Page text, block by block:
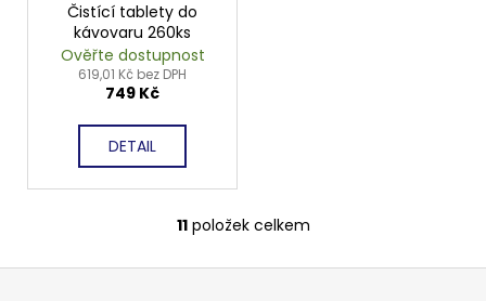
Čistící tablety do
kávovaru 260ks
Ověřte dostupnost
619,01 Kč bez DPH
749 Kč
DETAIL
O
v
11položek celkem
Z